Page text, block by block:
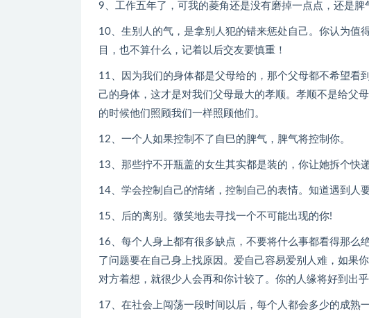
9、工作五年了，可我的菱角还是没有磨掉一点点，还是脾
10、生别人的气，是拿别人犯的错来惩处自己。你认为值
目，也不算什么，记着以后交友要慎重！
11、因为我们的身体都是父母给的，那个父母都不希望看
己的身体，这才是对我们父母最大的孝顺。孝顺不是给父
的时候他们照顾我们一样照顾他们。
12、一个人如果控制不了自巳的脾气，脾气将控制你。
13、那些拧不开瓶盖的女生其实都是装的，你让她拆个快
14、学会控制自己的情绪，控制自己的表情。知道遇到人
15、后的离别。微笑地去寻找一个不可能出现的你!
16、每个人身上都有很多缺点，不要将什么事都看得那么
了问题要在自己身上找原因。爱自己容易爱别人难，如果
对方着想，就很少人会再和你计较了。你的人缘将好到出
17、在社会上闯荡一段时间以后，每个人都会多少的成熟